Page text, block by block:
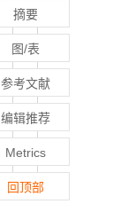
摘要
图/表
参考文献
编辑推荐
Metrics
回顶部